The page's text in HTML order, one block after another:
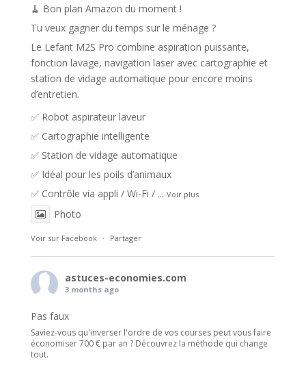
🧹 Bon plan Amazon du moment !
Tu veux gagner du temps sur le ménage ?
Le Lefant M2S Pro combine aspiration puissante,
fonction lavage, navigation laser avec cartographie et
station de vidage automatique pour encore moins
d’entretien.
✅ Robot aspirateur laveur
✅ Cartographie intelligente
✅ Station de vidage automatique
✅ Idéal pour les poils d’animaux
✅ Contrôle via appli / Wi-Fi / ... Voir plus
Photo
Voir sur Facebook · Partager
astuces-economies.com
3 months ago
Pas faux
Saviez-vous qu'inverser l'ordre de vos courses peut vous faire
économiser 700 € par an ? Découvrez la méthode qui change
tout.